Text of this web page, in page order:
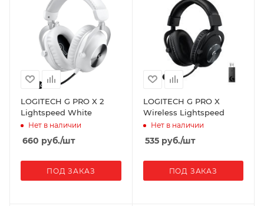
LOGITECH G PRO X 2
Lightspeed White
Нет в наличии
660 руб./шт
ПОД ЗАКАЗ
LOGITECH G PRO X
Wireless Lightspeed
Нет в наличии
535руб./шт
ПОД ЗАКАЗ